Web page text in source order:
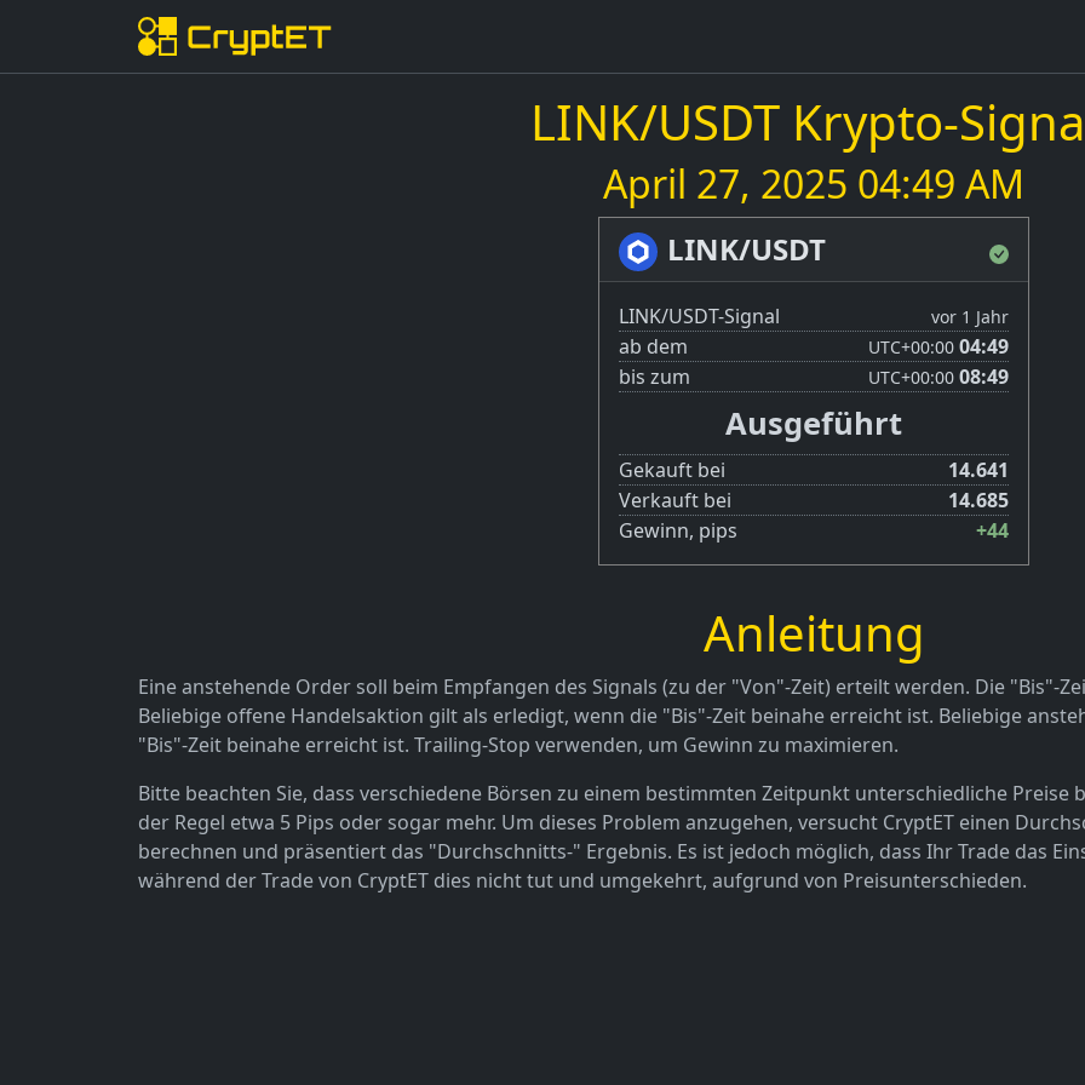
LINK/USDT Krypto-
April 27, 2025 04:49 AM
LINK/USDT
LINK/USDT-Signal vor 1 Jahr
ab dem UTC+00:00 04:49
bis zum
UTC+00:00 08:49
Ausgeführt
Gekauft bei
14.641
Verkauft bei
14.685
Gewinn, pips
+44
Anleitung
Eine anstehende Order soll beim Empfangen des Signals (zu der "Von"-Zeit) erteilt werden. Die "Bis"-
Beliebige offene Handelsaktion gilt als erledigt, wenn die "Bis"-Zeit beinahe erreicht ist. Beliebige
"Bis"-Zeit beinahe erreicht ist. Trailing-Stop verwenden, um Gewinn zu maximieren.
Bitte beachten Sie, dass verschiedene Börsen zu einem bestimmten Zeitpunkt unterschiedliche
der Regel etwa 5 Pips oder sogar mehr. Um dieses Problem anzugehen, versucht CryptET einen
berechnen und präsentiert das "Durchschnitts-" Ergebnis. Es ist jedoch möglich, dass Ihr Trade das
während der Trade von CryptET dies nicht tut und umgekehrt, aufgrund von Preisunterschieden.